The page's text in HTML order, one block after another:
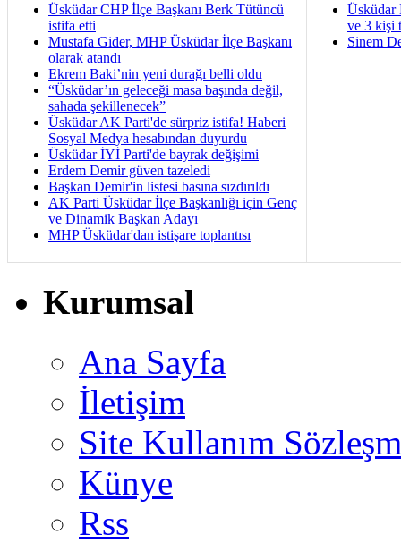
Üsküdar CHP İlçe Başkanı Berk Tütüncü
istifa etti
Mustafa Gider, MHP Üsküdar İlçe Başkanı
olarak atandı
Ekrem Baki’nin yeni durağı belli oldu
“Üsküdar’ın geleceği masa başında değil,
sahada şekillenecek”
Üsküdar AK Parti'de sürpriz istifa! Haberi
Sosyal Medya hesabından duyurdu
Üsküdar İYİ Parti'de bayrak değişimi
Erdem Demir güven tazeledi
Başkan Demir'in listesi basına sızdırıldı
AK Parti Üsküdar İlçe Başkanlığı için Genç
ve Dinamik Başkan Adayı
MHP Üsküdar'dan istişare toplantısı
Üsküdar
ve 3 kişi
Sinem
Kurumsal
Ana Sayfa
İletişim
Site Kullanım
Künye
Rss